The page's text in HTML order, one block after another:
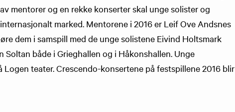
mentorer og en rekke konserter skal unge solister og
marked. Mentorene i 2016 er Leif Ove Andsnes
dem i samspill med de unge solistene Eivind Holtsmark
Soltan både i Grieghallen og i Håkonshallen. Unge
teater. Crescendo-konsertene på festspillene 2016 blir